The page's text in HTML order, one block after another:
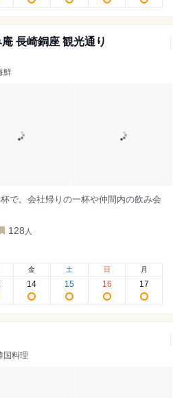
長崎銅座 観光通り
鮮
で。会社帰りの一杯や仲間内の飲み会
128 人
金
14
土
15
日
16
月
17
国料理